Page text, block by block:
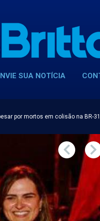
SUA NOTÍCIA
por mortos em colisão na BR-